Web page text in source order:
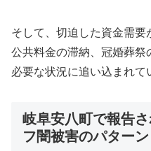
そして、切迫した資金需要
公共料金の滞納、冠婚葬
必要な状況に追い込まれて
岐阜安八町で報告
フ闇被害のパターン